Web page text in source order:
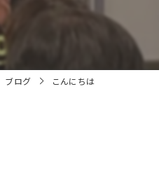
ブログ こんにちは